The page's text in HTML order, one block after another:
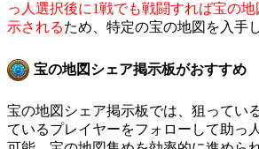
っ人選択後に1戦でも戦闘すれば宝の
示されるため、特定の宝の地図を入手
宝の地図シェア掲示板がおすすめ
宝の地図シェア掲示板では、狙ってい
ているプレイヤーをフォローして助っ